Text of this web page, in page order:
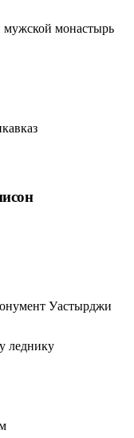
монастырь
Уастырджи
леднику